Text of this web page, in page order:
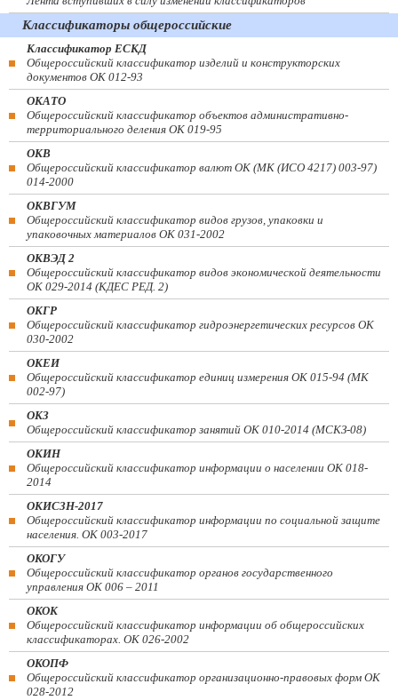
Классификаторы общероссийские
Классификатор ЕСКД
Общероссийский классификатор изделий и конструкторских
документов ОК 012-93
ОКАТО
Общероссийский классификатор объектов административно-
территориального деления ОК 019-95
ОКВ
Общероссийский классификатор валют ОК (МК (ИСО 4217) 003-97)
014-2000
ОКВГУМ
Общероссийский классификатор видов грузов, упаковки и
упаковочных материалов ОК 031-2002
ОКВЭД 2
Общероссийский классификатор видов экономической деятельности
ОК 029-2014 (КДЕС РЕД. 2)
ОКГР
Общероссийский классификатор гидроэнергетических ресурсов ОК
030-2002
ОКЕИ
Общероссийский классификатор единиц измерения ОК 015-94 (МК
002-97)
ОКЗ
Общероссийский классификатор занятий ОК 010-2014 (МСКЗ-08)
ОКИН
Общероссийский классификатор информации о населении ОК 018-
2014
ОКИСЗН-2017
Общероссийский классификатор информации по социальной защите
населения. ОК 003-2017
ОКОГУ
Общероссийский классификатор органов государственного
управления ОК 006 – 2011
ОКОК
Общероссийский классификатор информации об общероссийских
классификаторах. ОК 026-2002
ОКОПФ
Общероссийский классификатор организационно-правовых форм ОК
028-2012